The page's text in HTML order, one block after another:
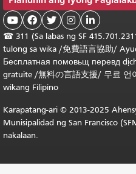
    
☎ 311 (Sa labas ng SF
tulong sa wika /免費語言協助/
Бесплатная помовьщ перевд
gratuite /無料の言語支援/ 무료 언
wikang Filipino
Karapatang-ari © 2013-2025
Munisipalidad ng San Francisco
nakalaan.